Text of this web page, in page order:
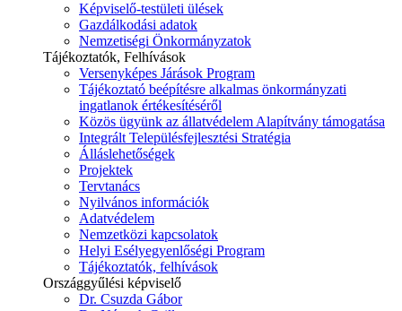
Képviselő-testületi ülések
Gazdálkodási adatok
Nemzetiségi Önkormányzatok
Tájékoztatók, Felhívások
Versenyképes Járások Program
Tájékoztató beépítésre alkalmas önkormányzati
ingatlanok értékesítéséről
Közös ügyünk az állatvédelem Alapítvány támogatása
Integrált Településfejlesztési Stratégia
Álláslehetőségek
Projektek
Tervtanács
Nyilvános információk
Adatvédelem
Nemzetközi kapcsolatok
Helyi Esélyegyenlőségi Program
Tájékoztatók, felhívások
Országgyűlési képviselő
Dr. Csuzda Gábor